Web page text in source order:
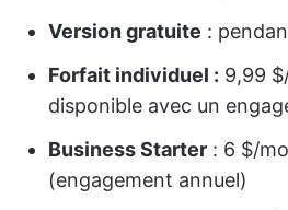
Version gratuite :
Forfait individuel : 9,99
disponible avec un
Business Starter : 6 $/
(engagement annuel)